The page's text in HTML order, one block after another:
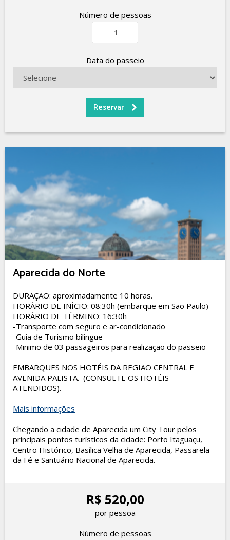
Número de pessoas
Data do passeio
Aparecida do Norte
DURAÇÃO: aproximadamente 10 horas.
HORÁRIO DE INÍCIO: 08:30h (embarque em São Paulo)
HORÁRIO DE TÉRMINO: 16:30h
-Transporte com seguro e ar-condicionado
-Guia de Turismo bilingue
-Minimo de 03 passageiros para realização do passeio
EMBARQUES NOS HOTÉIS DA REGIÃO CENTRAL E
AVENIDA PALISTA. (CONSULTE OS HOTÉIS
ATENDIDOS).
Mais informações
Chegando a cidade de Aparecida um City Tour pelos
principais pontos turísticos da cidade: Porto Itaguaçu,
Centro Histórico, Basílica Velha de Aparecida, Passarela
da Fé e Santuário Nacional de Aparecida.
R$ 520,00
por pessoa
Número de pessoas